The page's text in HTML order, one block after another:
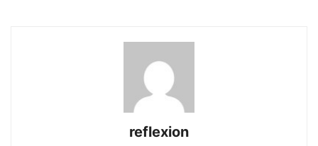
reflexion